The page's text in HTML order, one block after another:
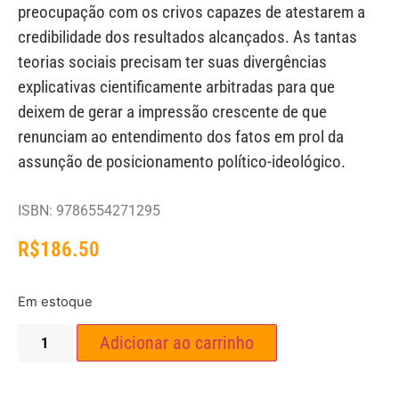
preocupação com os crivos capazes de atestarem a
credibilidade dos resultados alcançados. As tantas
teorias sociais precisam ter suas divergências
explicativas cientificamente arbitradas para que
deixem de gerar a impressão crescente de que
renunciam ao entendimento dos fatos em prol da
assunção de posicionamento político-ideológico.
ISBN: 9786554271295
R$186.50
Em estoque
Adicionar ao carrinho